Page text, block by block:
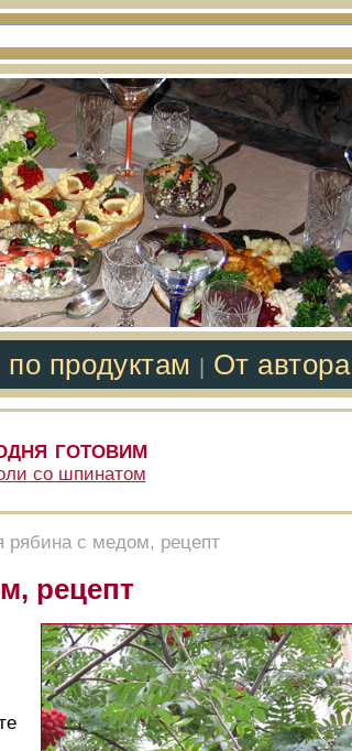
продуктам От автора
готовим
со шпинатом
рябина с медом, рецепт
рецепт